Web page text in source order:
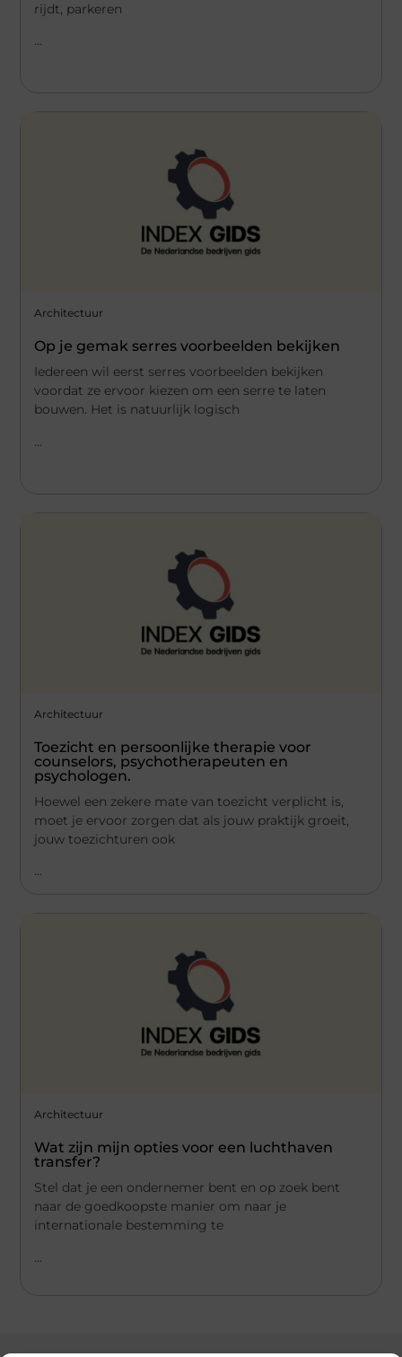
rijdt, parkeren
...
Architectuur
Op je gemak serres voorbeelden bekijken
Iedereen wil eerst serres voorbeelden bekijken
voordat ze ervoor kiezen om een serre te laten
bouwen. Het is natuurlijk logisch
...
Architectuur
Toezicht en persoonlijke therapie voor
counselors, psychotherapeuten en
psychologen.
Hoewel een zekere mate van toezicht verplicht is,
moet je ervoor zorgen dat als jouw praktijk groeit,
jouw toezichturen ook
...
Architectuur
Wat zijn mijn opties voor een luchthaven
transfer?
Stel dat je een ondernemer bent en op zoek bent
naar de goedkoopste manier om naar je
internationale bestemming te
...